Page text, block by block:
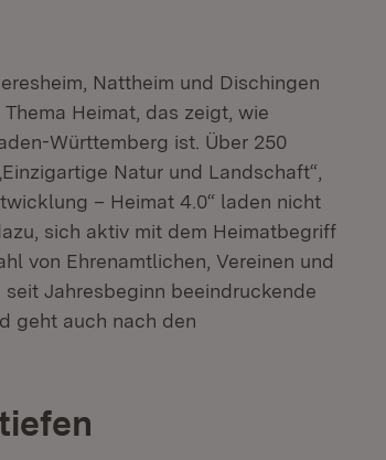
Nattheim und Dischingen
Heimat, das zeigt, wie
Württemberg ist. Über 250
Natur und Landschaft“,
– Heimat 4.0“ laden nicht
sich aktiv mit dem Heimatbegriff
von Ehrenamtlichen, Vereinen und
Jahresbeginn beeindruckende
geht auch nach den